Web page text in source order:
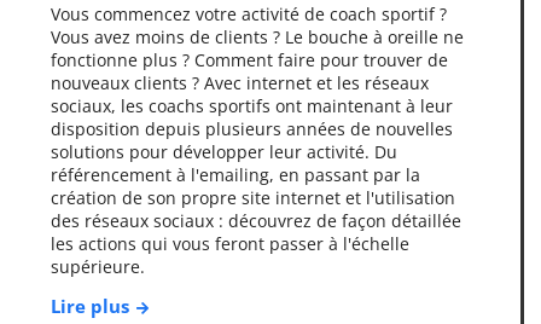
Vous commencez votre activité de coach sportif ?
Vous avez moins de clients ? Le bouche à oreille ne
fonctionne plus ? Comment faire pour trouver de
nouveaux clients ? Avec internet et les réseaux
sociaux, les coachs sportifs ont maintenant à leur
disposition depuis plusieurs années de nouvelles
solutions pour développer leur activité. Du
référencement à l'emailing, en passant par la
création de son propre site internet et l'utilisation
des réseaux sociaux : découvrez de façon détaillée
les actions qui vous feront passer à l'échelle
supérieure.
Lire plus